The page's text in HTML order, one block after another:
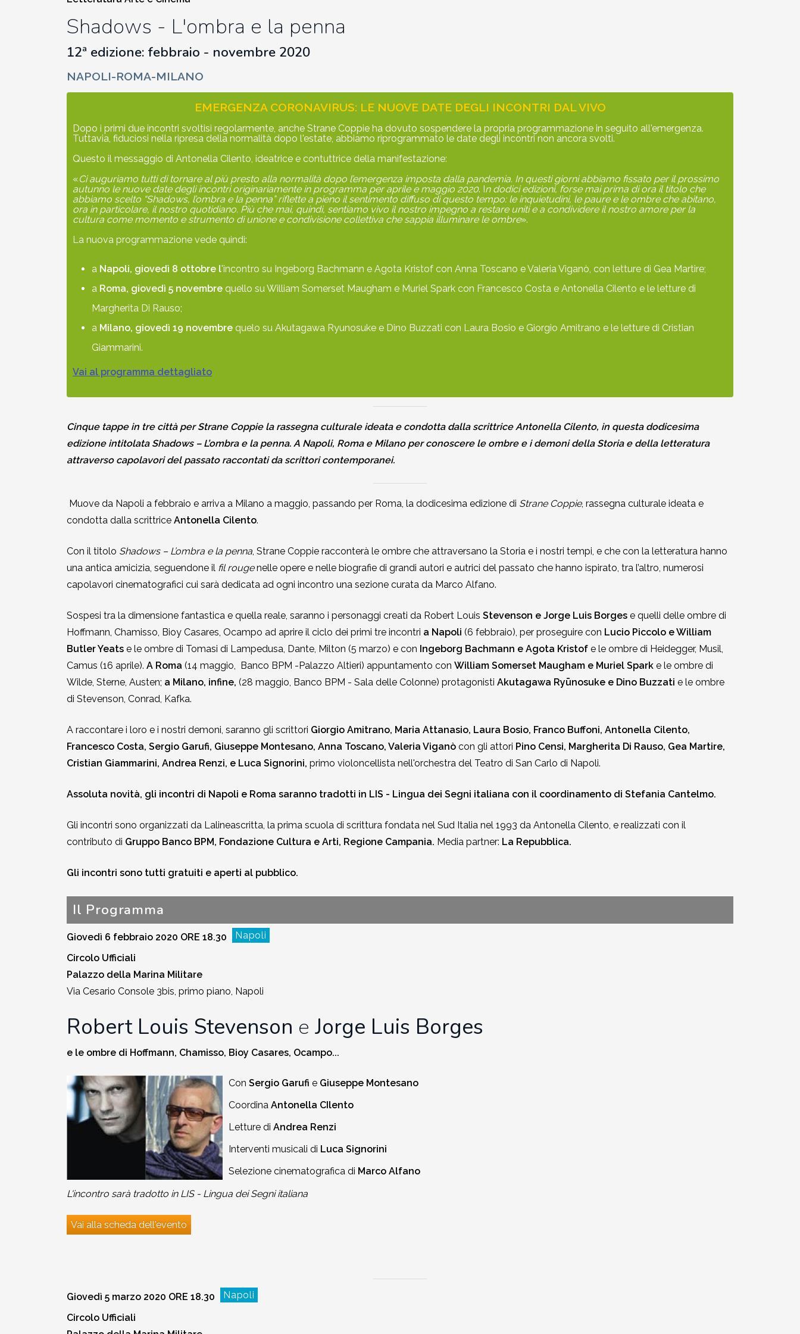
Shadows - L'ombra e la penna
12ª edizione: febbraio - novembre 2020
NAPOLI-ROMA-MILANO
EMERGENZA CORONAVIRUS: LE NUOVE DATE DEGLI INCONTRI DAL VIVO
Dopo i primi due incontri svoltisi regolarmente, anche Strane Coppie ha dovuto sospendere la propria programmazione in seguito all'emergenza.
Tuttavia, fiduciosi nella ripresa della normalità dopo l'estate, abbiamo riprogrammato le date degli incontri non ancora svolti.
Questo il messaggio di Antonella Cilento, ideatrice e contuttrice della manifestazione:
«Ci auguriamo tutti di tornare al più presto alla normalità dopo l’emergenza imposta dalla pandemia. In questi giorni abbiamo fissato per il prossimo
autunno le nuove date degli incontri originariamente in programma per aprile e maggio 2020. In dodici edizioni, forse mai prima di ora il titolo che
abbiamo scelto “Shadows, l’ombra e la penna” riflette a pieno il sentimento diffuso di questo tempo: le inquietudini, le paure e le ombre che abitano,
ora in particolare, il nostro quotidiano. Più che mai, quindi, sentiamo vivo il nostro impegno a restare uniti e a condividere il nostro amore per la
cultura come momento e strumento di unione e condivisione collettiva che sappia illuminare le ombre».
La nuova programmazione vede quindi:
a Napoli, giovedì 8 ottobre l'incontro su Ingeborg Bachmann e Agota Kristof con Anna Toscano e Valeria Viganò, con letture di Gea Martire;
a Roma, giovedì 5 novembre quello su William Somerset Maugham e Muriel Spark con Francesco Costa e Antonella Cilento e le letture di
Margherita Di Rauso;
a Milano, giovedì 19 novembre quelo su Akutagawa Ryunosuke e Dino Buzzati con Laura Bosio e Giorgio Amitrano e le letture di Cristian
Giammarini.
Vai al programma dettagliato
Cinque tappe in tre città per Strane Coppie la rassegna culturale ideata e condotta dalla scrittrice Antonella Cilento, in questa dodicesima
edizione intitolata Shadows – L’ombra e la penna. A Napoli, Roma e Milano per conoscere le ombre e i demoni della Storia e della letteratura
attraverso capolavori del passato raccontati da scrittori contemporanei.
Muove da Napoli a febbraio e arriva a Milano a maggio, passando per Roma, la dodicesima edizione di Strane Coppie, rassegna culturale ideata e
condotta dalla scrittrice Antonella Cilento.
Con il titolo Shadows – L’ombra e la penna , Strane Coppie racconterà le ombre che attraversano la Storia e i nostri tempi, e che con la letteratura hanno
una antica amicizia, seguendone il fil rougenelle opere e nelle biografie di grandi autori e autrici del passato che hanno ispirato, tra l’altro, numerosi
capolavori cinematografici cui sarà dedicata ad ogni incontro una sezione curata da Marco Alfano.
Sospesi tra la dimensione fantastica e quella reale, saranno i personaggi creati da Robert Louis Stevenson e Jorge Luis Borges e quelli delle ombre di
Hoffmann, Chamisso, Bioy Casares, Ocampo ad aprire il ciclo dei primi tre incontri a Napoli (6 febbraio), per proseguire con Lucio Piccolo e William
Butler Yeats e le ombre di Tomasi di Lampedusa, Dante, Milton (5 marzo) e con Ingeborg Bachmann e Agota Kristof e le ombre di Heidegger, Musil,
Camus (16 aprile). A Roma (14 maggio, Banco BPM -Palazzo Altieri) appuntamento con William Somerset Maugham e Muriel Spark e le ombre di
Wilde, Sterne, Austen; a Milano, infine, (28 maggio, Banco BPM - Sala delle Colonne) protagonisti Akutagawa Ryūnosuke e Dino Buzzati e le ombre
di Stevenson, Conrad, Kafka.
A raccontare i loro e i nostri demoni, saranno gli scrittori Giorgio Amitrano, Maria Attanasio, Laura Bosio, Franco Buffoni, Antonella Cilento,
Francesco Costa, Sergio Garufi, Giuseppe Montesano, Anna Toscano, Valeria Viganò con gli attori Pino Censi, Margherita Di Rauso, Gea Martire,
Cristian Giammarini, Andrea Renzi, e Luca Signorini, primo violoncellista nell'orchestra del Teatro di San Carlo di Napoli.
Assoluta novità, gli incontri di Napoli e Roma saranno tradotti in LIS - Lingua dei Segni italiana con il coordinamento di Stefania Cantelmo.
Gli incontri sono organizzati da Lalineascritta, la prima scuola di scrittura fondata nel Sud Italia nel 1993 da Antonella Cilento, e realizzati con il
contributo di Gruppo Banco BPM, Fondazione Cultura e Arti, Regione Campania. Media partner: La Repubblica.
Gli incontri sono tutti gratuiti e aperti al pubblico.
Il Programma
Giovedì 6 febbraio 2020 ORE 18.30
Napoli
Circolo Ufficiali
Palazzo della Marina Militare
Via Cesario Console 3bis, primo piano, Napoli
Robert Louis Stevenson e Jorge Luis Borges
e le ombre di Hoffmann, Chamisso, Bioy Casares, Ocampo...
Con Sergio Garufi e Giuseppe Montesano
Coordina Antonella CIlento
Letture di Andrea Renzi
Interventi musicali di Luca Signorini
Selezione cinematografica di Marco Alfano
L'incontro sarà tradotto in LIS - Lingua dei Segni italiana
Vai alla scheda dell'evento
Giovedì 5 marzo 2020 ORE 18.30
Napoli
Circolo Ufficiali